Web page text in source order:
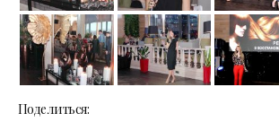
Поделиться: